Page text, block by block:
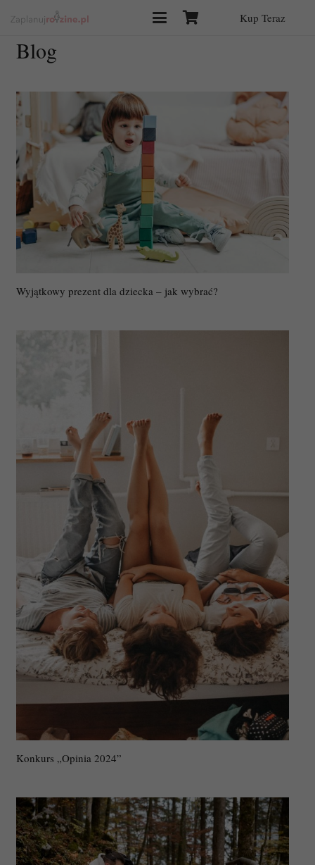
Kup Teraz
Blog
Wyjątkowy prezent dla dziecka – jak wybrać?
Konkurs „Opinia 2024”